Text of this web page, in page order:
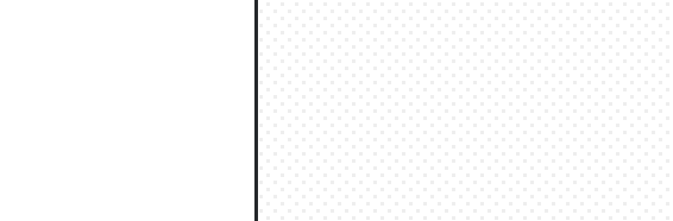
。小説でいう「ずっと前
化すればするほど分かり